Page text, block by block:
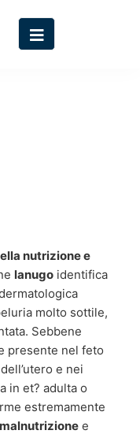
nutrizione e
lanugo identifica
molto sottile,
Sebbene
presente nel feto
e nei
in et? adulta o
estremamente
e